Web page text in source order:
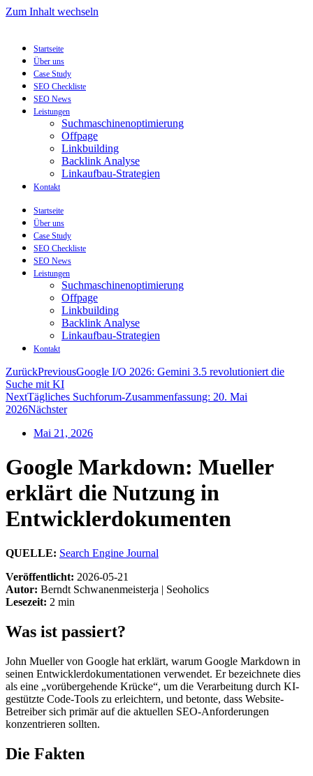
Zum Inhalt wechseln
Startseite
Über uns
Case Study
SEO Checkliste
SEO News
Leistungen
Suchmaschinenoptimierung
Offpage
Linkbuilding
Backlink Analyse
Linkaufbau-Strategien
Kontakt
Startseite
Über uns
Case Study
SEO Checkliste
SEO News
Leistungen
Suchmaschinenoptimierung
Offpage
Linkbuilding
Backlink Analyse
Linkaufbau-Strategien
Kontakt
ZurückPreviousGoogle I/O 2026: Gemini 3.5 revolutioniert die
Suche mit KI
NextTägliches Suchforum-Zusammenfassung: 20. Mai
2026Nächster
Mai 21, 2026
Google Markdown: Mueller
erklärt die Nutzung in
Entwicklerdokumenten
QUELLE: Search Engine Journal
Veröffentlicht: 2026-05-21
Autor: Berndt Schwanenmeisterja | Seoholics
Lesezeit: 2 min
Was ist passiert?
John Mueller von Google hat erklärt, warum Google Markdown in
seinen Entwicklerdokumentationen verwendet. Er bezeichnete dies
als eine „vorübergehende Krücke“, um die Verarbeitung durch KI-
gestützte Code-Tools zu erleichtern, und betonte, dass Website-
Betreiber sich primär auf die aktuellen SEO-Anforderungen
konzentrieren sollten.
Die Fakten